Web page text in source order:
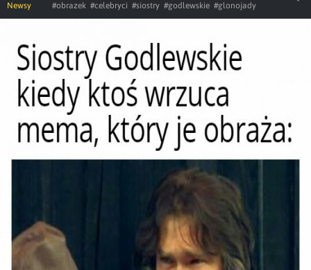
Newsy #obrazek #celebryci #siostry #godlewskie #glonojady